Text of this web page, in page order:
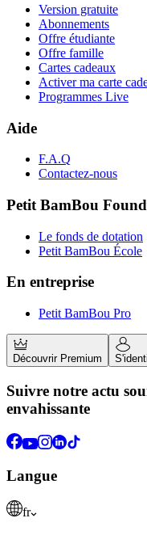
Version gratuite
Abonnements
Offre étudiante
Offre famille
Cartes cadeaux
Activer ma carte
Programmes Live
Aide
F.A.Q
Contactez-nous
Petit BamBou
Le fonds de dotation
Petit BamBou École
En entreprise
Petit BamBou Pro
Découvrir Premium
Suivre notre actu
envahissante
Langue
fr